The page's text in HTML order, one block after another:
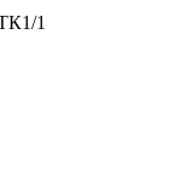
1